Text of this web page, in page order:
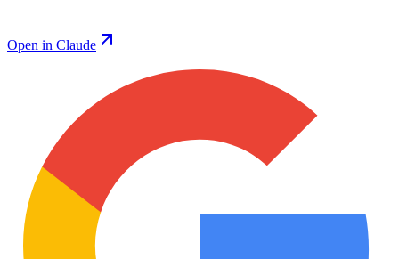
Open in Claude